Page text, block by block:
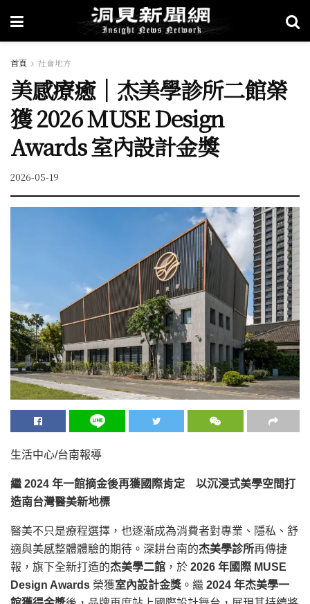
首頁 社會地方
美感療癒｜杰美學診所二館榮
獲 2026 MUSE Design
Awards 室內設計金獎
2026-05-19
生活中心/台南報導
繼 2024 年一館摘金後再獲國際肯定 以沉浸式美學空間打
造南台灣醫美新地標
醫美不只是療程選擇，也逐漸成為消費者對專業、隱私、舒
適與美感整體體驗的期待。深耕台南的杰美學診所再傳捷
報，旗下全新打造的杰美學二館 ，於 2026 年國際 MUSE
Design Awards 榮獲室內設計金獎 。繼 2024 年杰美學一